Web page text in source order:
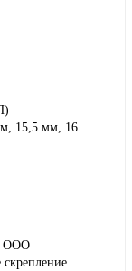
15,5 мм, 16
ООО